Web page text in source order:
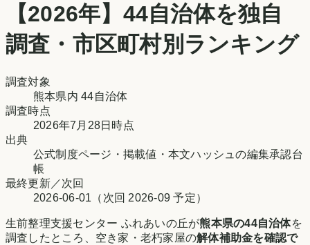
【2026年】 44自治体を独自
調査・市区町村別ランキング
調査対象
熊本県内44自治体
調査時点
2026年7月28日時点
出典
公式制度ページ・掲載値・本文ハッシュの編集承認台
帳
最終更新／次回
2026-06-01 （次回 2026-09 予定）
生前整理支援センター ふれあいの丘が熊本県の44自治体を
調査したところ、空き家・老朽家屋の解体補助金を確認で